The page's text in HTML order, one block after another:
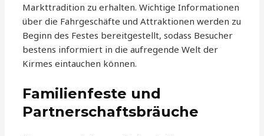
Markttradition zu erhalten. Wichtige Informationen
über die Fahrgeschäfte und Attraktionen werden zu
Beginn des Festes bereitgestellt, sodass Besucher
bestens informiert in die aufregende Welt der
Kirmes eintauchen können.
Familienfeste und
Partnerschaftsbräuche